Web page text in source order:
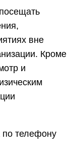
вне
Кроме
и
по телефону